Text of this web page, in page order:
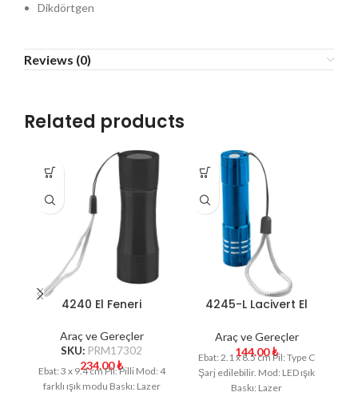
Dikdörtgen
Reviews (0)
Related products
4240 El Feneri
Araç ve Gereçler
SKU: PRM17302
234.00₺
Ebat: 3 x 9.4 cm Pil: Pilli Mod: 4
farklı ışık modu Baskı: Lazer
4245-L Lacivert El
Araç ve Gereçler
144.00₺
Ebat: 2.1 x 8.5 cm Pil: Type C
Şarj edilebilir. Mod: LED ışık
Baskı: Lazer